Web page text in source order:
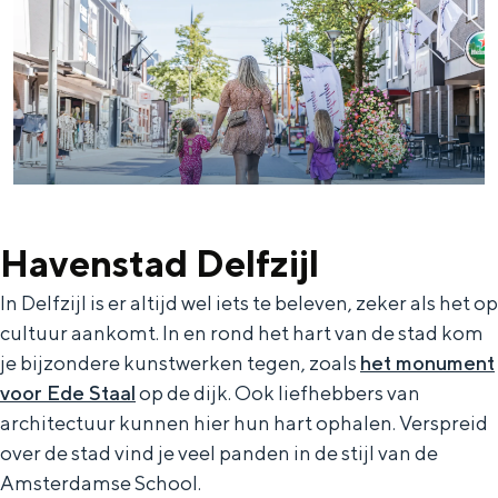
a
l
:
N
e
r
l
a
n
d
s
n
S
e
i
t
Havenstad Delfzijl
In Delfzijl is er altijd wel iets te beleven, zeker als het op
cultuur aankomt. In en rond het hart van de stad kom
je bijzondere kunstwerken tegen, zoals het monument
voor Ede Staalop de dijk. Ook liefhebbers van
architectuur kunnen hier hun hart ophalen. Verspreid
over de stad vind je veel panden in de stijl van de
Amsterdamse School.